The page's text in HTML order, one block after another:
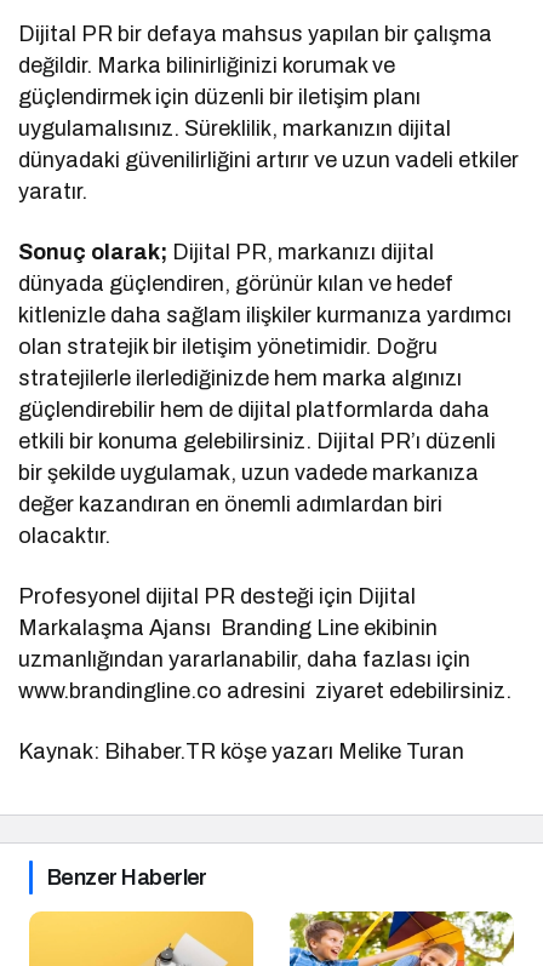
Dijital PR bir defaya mahsus yapılan bir çalışma
değildir. Marka bilinirliğinizi korumak ve
güçlendirmek için düzenli bir iletişim planı
uygulamalısınız. Süreklilik, markanızın dijital
dünyadaki güvenilirliğini artırır ve uzun vadeli etkiler
yaratır.
Sonuç olarak; Dijital PR, markanızı dijital
dünyada güçlendiren, görünür kılan ve hedef
kitlenizle daha sağlam ilişkiler kurmanıza yardımcı
olan stratejik bir iletişim yönetimidir. Doğru
stratejilerle ilerlediğinizde hem marka algınızı
güçlendirebilir hem de dijital platformlarda daha
etkili bir konuma gelebilirsiniz. Dijital PR’ı düzenli
bir şekilde uygulamak, uzun vadede markanıza
değer kazandıran en önemli adımlardan biri
olacaktır.
Profesyonel dijital PR desteği için Dijital
Markalaşma Ajansı Branding Line ekibinin
uzmanlığından yararlanabilir, daha fazlası için
www.brandingline.co adresini ziyaret edebilirsiniz.
Kaynak: Bihaber.TR köşe yazarı Melike Turan
Benzer Haberler